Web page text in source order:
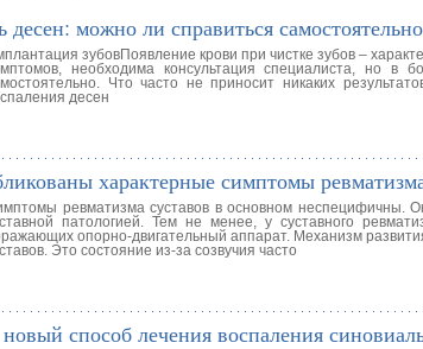
десен: можно ли справиться самостоятельно
зубовПоявление крови при чистке зубов –
необходима консультация специалиста, но в
Что часто не приносит никаких
десен
характерные симптомы
ревматизма суставов в основном неспецифичны.
патологией. Тем не менее, у суставного
опорно-двигательный аппарат. Механизм
Это состояние из-за созвучия часто
способ лечения воспаления